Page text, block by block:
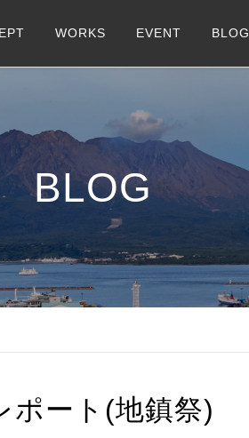
WORKS EVENT BLOG
BLOG
ポート(地鎮祭)